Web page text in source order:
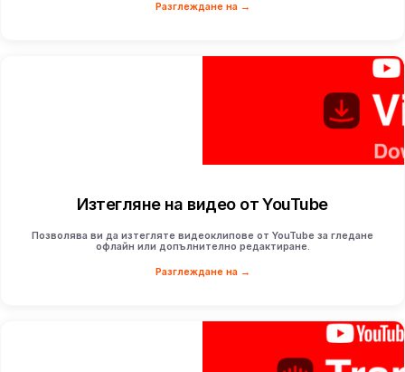
Разглеждане на →
Изтегляне на видео от YouTube
Позволява ви да изтегляте видеоклипове от YouTube за гледане
офлайн или допълнително редактиране.
Разглеждане на →